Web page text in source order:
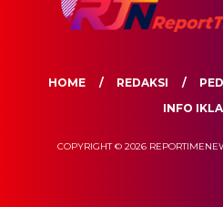
HOME REDAKSI
INFO
COPYRIGHT © 2026